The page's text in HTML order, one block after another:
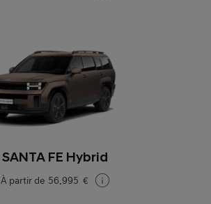
SANTA FE Hybrid
À partir de 56.995 €